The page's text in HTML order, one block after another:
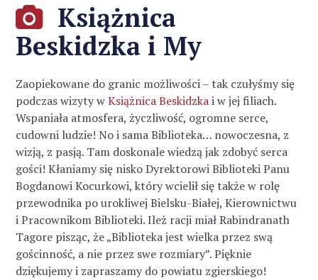
Książnica
Beskidzka i My
Zaopiekowane do granic możliwości – tak czułyśmy się
podczas wizyty wKsiążnica Beskidzkai w jej filiach.
Wspaniała atmosfera, życzliwość, ogromne serce,
cudowni ludzie! No i sama Biblioteka… nowoczesna, z
wizją, z pasją. Tam doskonale wiedzą jak zdobyć serca
gości! Kłaniamy się nisko Dyrektorowi Biblioteki Panu
Bogdanowi Kocurkowi, który wcielił się także w rolę
przewodnika po urokliwej Bielsku-Białej, Kierownictwu
i Pracownikom Biblioteki. Ileż racji miał Rabindranath
Tagore pisząc, że „Biblioteka jest wielka przez swą
gościnność, a nie przez swe rozmiary”. Pięknie
dziękujemy i zapraszamy do powiatu zgierskiego!